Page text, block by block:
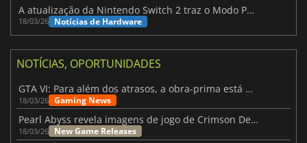
A atualização da Nintendo Switch 2 traz o Modo Portátil aos jogos mais antigos da Switch
18/03/26 Notícias de Hardware
NOTÍCIAS, OPORTUNIDADES
GTA VI: Para além dos atrasos, a obra-prima está quase a chegar
18/03/26 Gaming News
Pearl Abyss revela imagens de jogo de Crimson Desert para a PS5
18/03/26 New Game Releases